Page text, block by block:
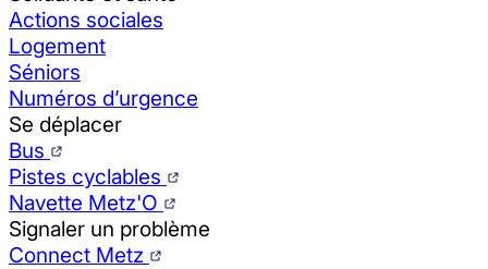
Actions sociales
Logement
Séniors
Numéros d’urgence
Se déplacer
Bus
Pistes cyclables
Navette Metz'O
Signaler un problème
Connect Metz